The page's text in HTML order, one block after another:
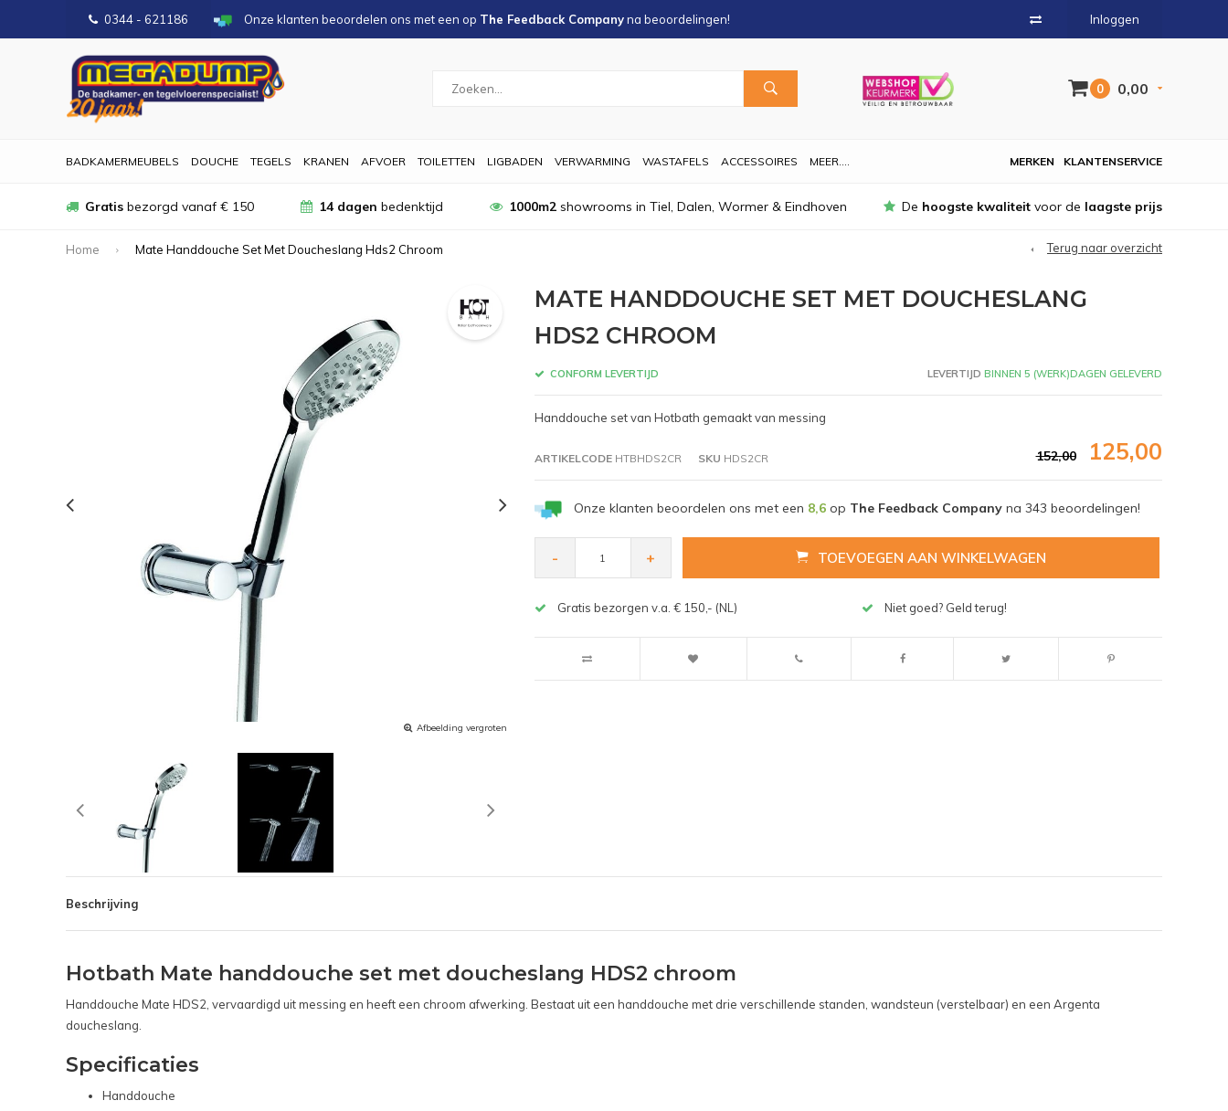
0344 - 621186 Onze klanten beoordelen ons met een op The Feedback Companyna beoordelingen! Inloggen
0 0,00
BADKAMERMEUBELS DOUCHE TEGELS KRANEN AFVOER TOILETTEN LIGBADEN VERWARMING WASTAFELS ACCESSOIRES MEER.... KLANTENSERVICE
MERKEN
Gratis bezorgd vanaf € 150 14 dagen bedenktijd 1000m2showrooms in Tiel, Dalen, Wormer & Eindhoven De hoogste kwaliteit voor de laagste prijs
Home Mate Handdouche Set Met Doucheslang Hds2 Chroom Terug naar overzicht
Afbeelding vergroten
MATE HANDDOUCHE SET MET DOUCHESLANG
HDS2 CHROOM
CONFORM LEVERTIJD LEVERTIJD BINNEN 5 (WERK)DAGEN GELEVERD
Handdouche set van Hotbath gemaakt van messing
ARTIKELCODEHTBHDS2CR SKU HDS2CR 152,00 125,00
Onze klanten beoordelen ons met een 8,6op The Feedback Companyna 343 beoordelingen!
- + TOEVOEGEN AAN WINKELWAGEN
Gratis bezorgen v.a. € 150,- (NL) Niet goed? Geld terug!
Beschrijving
Hotbath Mate handdouche set met doucheslang HDS2 chroom
Handdouche Mate HDS2, vervaardigd uit messing en heeft een chroom afwerking. Bestaat uit een handdouche met drie verschillende standen, wandsteun (verstelbaar) en een Argenta
doucheslang.
Specificaties
Handdouche